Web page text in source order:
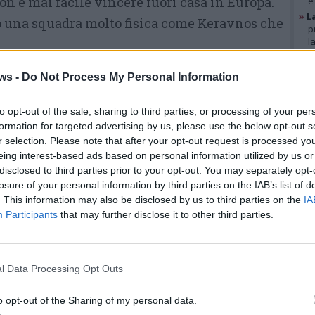
- Do Not Process My Personal Information
opt-out of the sale, sharing to third parties, or processing of your
for targeted advertising by us, please use the below opt-out
selection. Please note that after your opt-out request is processed
interest-based ads based on personal information utilized by us
to third parties prior to your opt-out. You may separately
of your personal information by third parties on the IAB’s list of
This information may also be disclosed by us to third parties on the
Participants that may further disclose it to other third parties.
Data Processing Opt Outs
opt-out of the Sharing of my personal data.
squadra molto fisica come Keravnos che
SHAHID 1– «Abbiamo vinto una
contro una squadra che nel terzo
periodo ha lottato anche quando
è andata sotto di venti punti. Per
noi è stata una vittoria di
squadra».
»